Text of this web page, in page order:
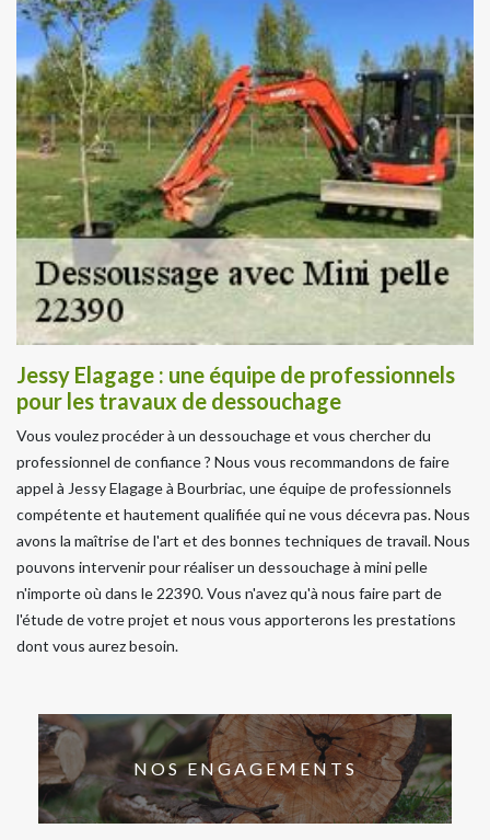
Jessy Elagage : une équipe de professionnels
pour les travaux de dessouchage
Vous voulez procéder à un dessouchage et vous chercher du
professionnel de confiance ? Nous vous recommandons de faire
appel à Jessy Elagage à Bourbriac, une équipe de professionnels
compétente et hautement qualifiée qui ne vous décevra pas. Nous
avons la maîtrise de l'art et des bonnes techniques de travail. Nous
pouvons intervenir pour réaliser un dessouchage à mini pelle
n'importe où dans le 22390. Vous n'avez qu'à nous faire part de
l'étude de votre projet et nous vous apporterons les prestations
dont vous aurez besoin.
NOS ENGAGEMENTS